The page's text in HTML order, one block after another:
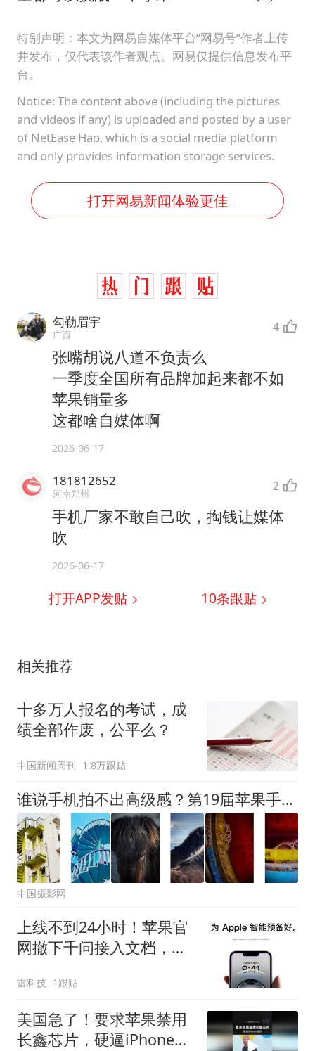
特别声明：本文为网易自媒体平台“网易号”作者上传
并发布，仅代表该作者观点。网易仅提供信息发布平
台。
Notice: The content above (including the pictures
and videos if any) is uploaded and posted by a user
of NetEase Hao, which is a social media platform
and only provides information storage services.
打开网易新闻体验更佳
勾勒眉宇
广西 4
张嘴胡说八道不负责么
一季度全国所有品牌加起来都不如
苹果销量多
这都啥自媒体啊
2026-06-17
181812652
河南郑州 2
手机厂家不敢自己吹，掏钱让媒体
吹
2026-06-17
打开APP发贴 10条跟贴
相关推荐
十多万人报名的考试，成
绩全部作废，公平么？
中国新闻周刊 1.8万跟贴
谁说手机拍不出高级感？第19届苹果手机摄影大赛（系列组）获奖作品公布
中国摄影网
上线不到24小时！苹果官
网撤下千问接入文档，国
雷科技 1跟贴
美国急了！要求苹果禁用
长鑫芯片，硬逼iPhone涨